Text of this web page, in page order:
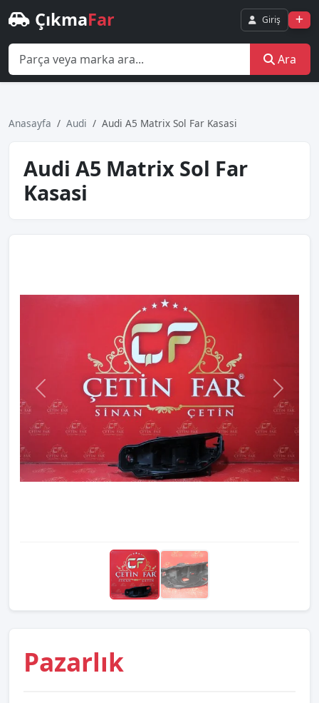
ÇıkmaFar Giriş
Ara
Anasayfa Audi Audi A5 Matrix Sol Far Kasasi
Audi A5 Matrix Sol Far
Kasasi
Pazarlık